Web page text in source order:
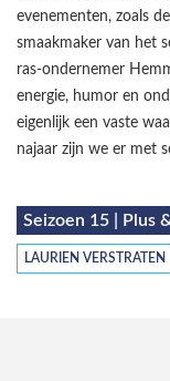
evenementen, zoals
smaakmaker van het
ras-ondernemer
energie, humor en
eigenlijk een vaste
najaar zijn we er met
Seizoen 15 | Plus
LAURIEN VERSTRATEN